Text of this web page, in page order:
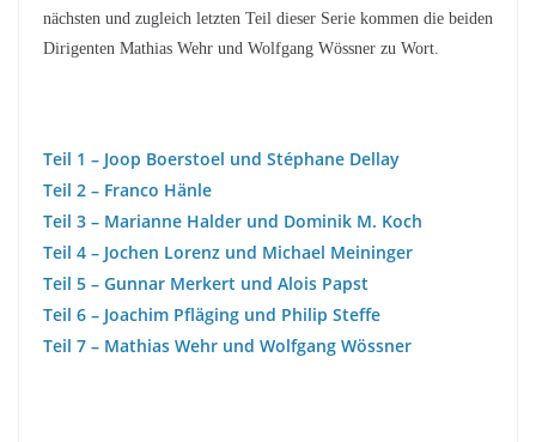
nächsten und zugleich letzten Teil dieser Serie kommen die beiden
Dirigenten Mathias Wehr und Wolfgang Wössner zu Wort.
Teil 1 – Joop Boerstoel und Stéphane Dellay
Teil 2 – Franco Hänle
Teil 3 – Marianne Halder und Dominik M. Koch
Teil 4 – Jochen Lorenz und Michael Meininger
Teil 5 – Gunnar Merkert und Alois Papst
Teil 6 – Joachim Pfläging und Philip Steffe
Teil 7 – Mathias Wehr und Wolfgang Wössner